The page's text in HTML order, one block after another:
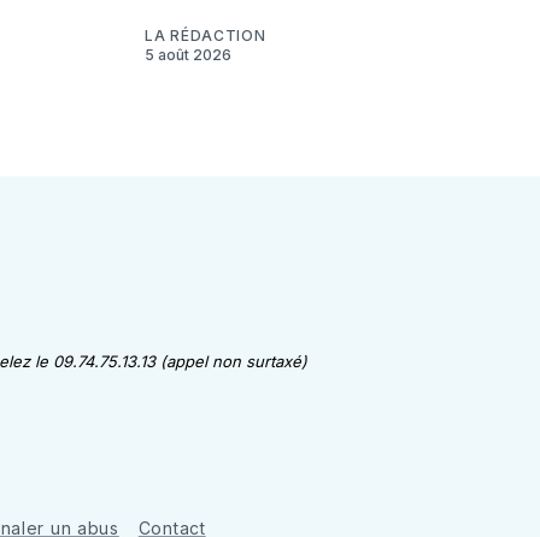
LA RÉDACTION
5 août 2026
le 09.74.75.13.13 (appel non surtaxé)
un abus Contact